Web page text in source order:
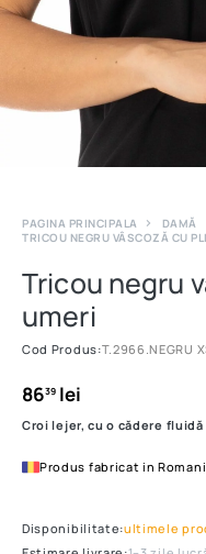
PAGINA PRINCIPALA
DAMĂ
TRICOU NEGRU VÂSCOZĂ CU
Tricou negru
umeri
Cod Produs:T.2966.NEGRU
8639lei
Croi lejer, cu o cădere fluidă
Produs fabricat in
Disponibilitate:ultimele